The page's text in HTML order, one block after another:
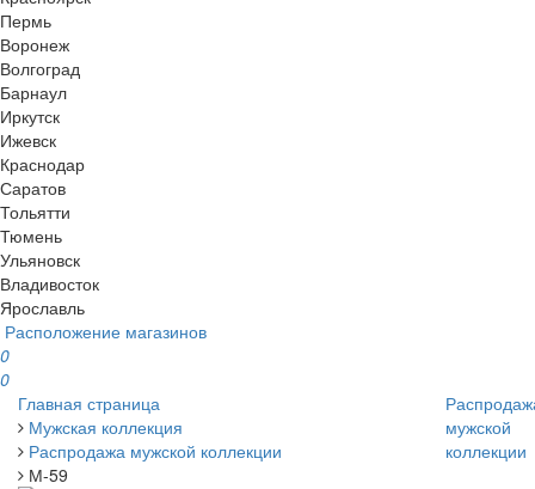
Пермь
Воронеж
Волгоград
Барнаул
Иркутск
Ижевск
Краснодар
Саратов
Тольятти
Тюмень
Ульяновск
Владивосток
Ярославль
Расположение магазинов
0
0
Главная страница
Мужская коллекция
Распродажа мужской коллекции
М-59
мужской
коллекции